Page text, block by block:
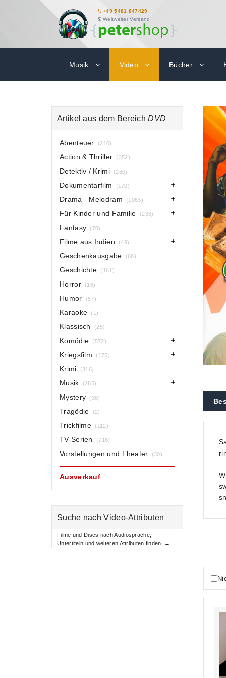
+49 5481 847429
Weltweiter Versand
Musik Video Bücher
Artikel aus dem BereichDVD
Abenteuer (210)
Action & Thriller (352)
Detektiv / Krimi (280)
Dokumentarfilm (170)
Drama - Melodram (1063)
Für Kinder und Familie (238)
Fantasy (70)
Filme aus Indien (49)
Geschenkausgabe (68)
Geschichte (161)
Horror (16)
Humor (57)
Karaoke (1)
Klassisch (25)
Komödie (572)
Kriegsfilm (175)
Krimi (316)
Musik (285)
Mystery (38)
Tragödie (2)
Trickfilme (112)
TV-Serien (716)
Vorstellungen und Theater (30)
Ausverkauf
Suche nach Video-Attributen
Filme und Discs nach Audiosprache,
Untertiteln und weiteren Attributen finden. →